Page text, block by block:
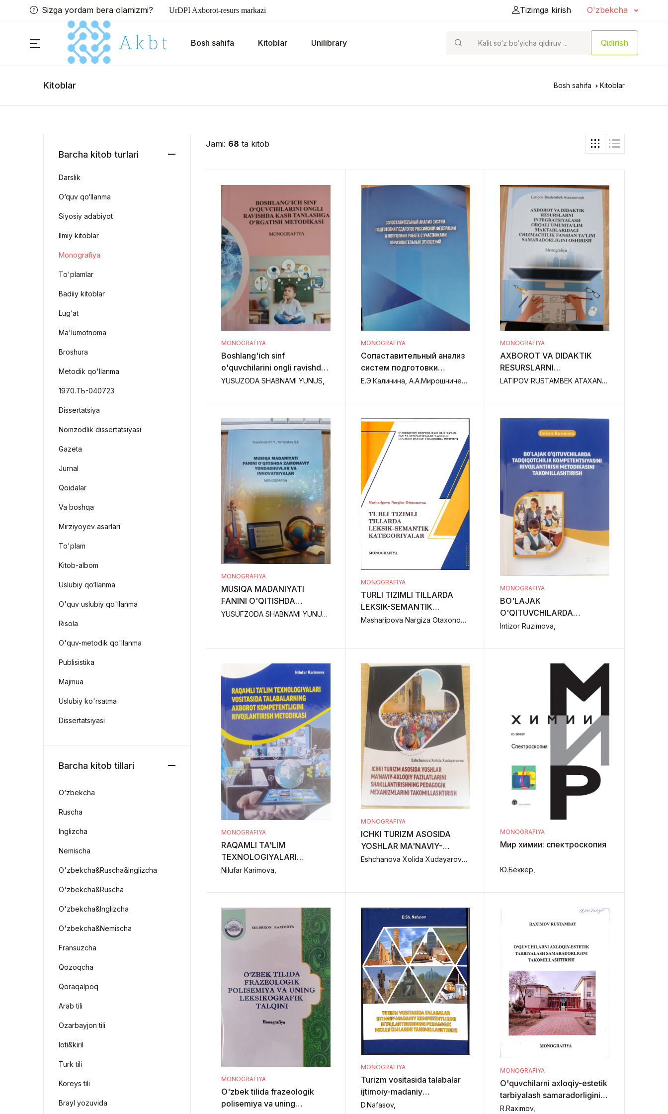
Sizga yordam bera olamizmi? UrDPI Axborot-resurs markazi Tizimga kirish O'zbekcha
Bosh sahifa Kitoblar Unilibrary Qidirish
Kitoblar Bosh sahifa Kitoblar
Jami: 68 ta kitob
MONOGRAFIYA
Boshlang'ich sinf
o'quvchilarini ongli ravishda
kasb tanlashga o'rgatish
YUSUZODA SHABNAMI YUNUS,
MONOGRAFIYA
Сопаставительный анализ
систем подготовки
педагогов российской
работе с участниками
отношений
Е.Э.Калинина, А.А.Мирошниченко, В.В.Баженова,
MONOGRAFIYA
AXBOROT VA DIDAKTIK
RESURSLARNI
INTEGRATSIYALASH
MAKTABLARIDAGI
TA'LIM SAMARADORLIGINI
OSHIRISH -MONOGRAFIYA
LATIPOV RUSTAMBEK ATAXANOVICH,
MONOGRAFIYA
MUSIQA MADANIYATI
FANINI O'QITISHDA
ZAMONAVIY
YUSUFZODA SHABNAMI YUNUS, YO'LDOSHEV SARVARBEK UKTAMBOY O'GLI,
MONOGRAFIYA
TURLI TIZIMLI TILLARDA
LEKSIK-SEMANTIK
KATEGORIYALAR
Masharipova Nargiza Otaxonovna,
MONOGRAFIYA
BO'LAJAK
O'QITUVCHILARDA
TADQIQOTCHILIK
RIVOJLANTIRISH
TAKOMILLASHTIRISH
Intizor Ruzimova,
MONOGRAFIYA
RAQAMLI TA'LIM
TEXNOLOGIYALARI
VOSITASIDA
AXBOROT
RIVOJLANTIRISH
METODIKASI
Nilufar Karimova,
MONOGRAFIYA
ICHKI TURIZM ASOSIDA
YOSHLAR MA'NAVIY-
AXLOQIY FAZILATLARINI
MEXANIZMLARINI
TAKOMILLASHTIRISH
Eshchanova Xolida Xudayarovna,
MONOGRAFIYA
Мир химии: спектроскопия
Ю.Бёккер,
MONOGRAFIYA
O'zbek tilida frazeologik
polisemiya va uning
MONOGRAFIYA
Turizm vositasida talabalar
ijtimoiy-madaniy
kompetentligini
D.Nafasov,
MONOGRAFIYA
O'quvchilarni axloqiy-estetik
tarbiyalash samaradorligini
takomillashtirish
R.Raximov,
Barcha kitob turlari
Darslik
O‘quv qo‘llanma
Siyosiy adabiyot
Ilmiy kitoblar
Monografiya
To'plamlar
Badiiy kitoblar
Lug‘at
Ma'lumotnoma
Broshura
Metodik qo'llanma
1970.ТЬ-040723
Dissertatsiya
Nomzodlik dissertatsiyasi
Gazeta
Jurnal
Qoidalar
Va boshqa
Mirziyoyev asarlari
To'plam
Kitob-albom
Uslubiy qo‘llanma
O'quv uslubiy qo'llanma
Risola
O'quv-metodik qo'llanma
Publisistika
Majmua
Uslubiy ko'rsatma
Dissertatsiyasi
Barcha kitob tillari
O‘zbekcha
Ruscha
Inglizcha
Nemischa
O'zbekcha&Ruscha&Inglizcha
O'zbekcha&Ruscha
O'zbekcha&Inglizcha
O'zbekcha&Nemischa
Fransuzcha
Qozoqcha
Qoraqalpoq
Arab tili
Ozarbayjon tili
loti&kiril
Turk tili
Koreys tili
Brayl yozuvida